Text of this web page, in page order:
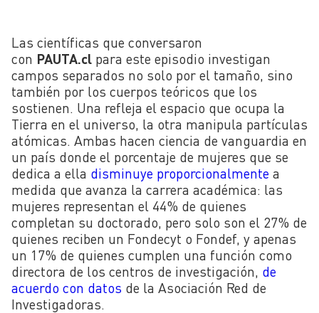
Las científicas que conversaron
con PAUTA.cl para este episodio investigan
campos separados no solo por el tamaño, sino
también por los cuerpos teóricos que los
sostienen. Una refleja el espacio que ocupa la
Tierra en el universo, la otra manipula partículas
atómicas. Ambas hacen ciencia de vanguardia en
un país donde el porcentaje de mujeres que se
dedica a ella disminuye proporcionalmente a
medida que avanza la carrera académica: las
mujeres representan el 44% de quienes
completan su doctorado, pero solo son el 27% de
quienes reciben un Fondecyt o Fondef, y apenas
un 17% de quienes cumplen una función como
directora de los centros de investigación, de
acuerdo con datos de la Asociación Red de
Investigadoras.